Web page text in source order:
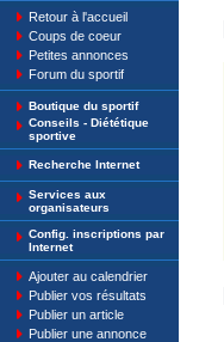
Retour à l'accueil
Coups de coeur
Petites annonces
Forum du sportif
Boutique du sportif
Conseils - Diététique
sportive
Recherche Internet
Services aux
organisateurs
Config. inscriptions par
Internet
Ajouter au calendrier
Publier vos résultats
Publier un article
Publier une annonce